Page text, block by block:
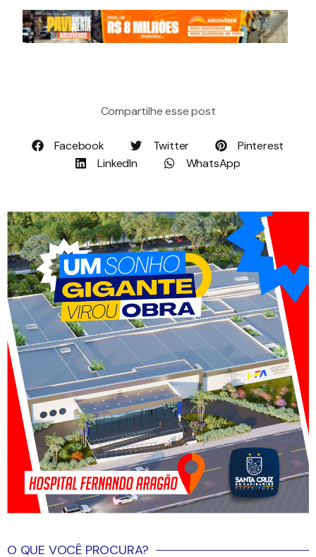
Compartilhe esse post
Facebook Twitter
Pinterest
LinkedIn
WhatsApp
O QUE VOCÊ PROCURA?